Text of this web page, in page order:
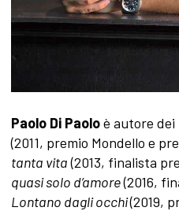
Paolo Di Paoloè autore dei
(2011, premio Mondello e
tanta vita(2013, finalista
quasi solo d’amore(2016,
Lontano dagli occhi(2019,